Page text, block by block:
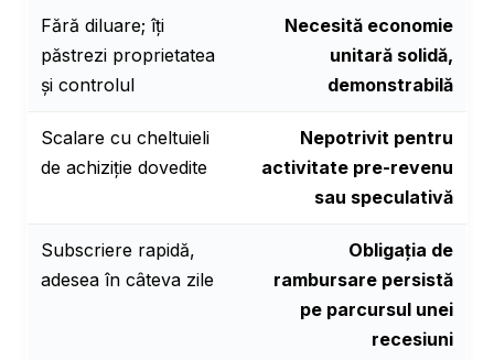
Fără diluare; îți
păstrezi proprietatea
și controlul
Necesită economie
unitară solidă,
demonstrabilă
Scalare cu cheltuieli
de achiziție dovedite
Nepotrivit pentru
activitate pre-revenu
sau speculativă
Subscriere rapidă,
adesea în câteva zile
Obligația de
rambursare persistă
pe parcursul unei
recesiuni